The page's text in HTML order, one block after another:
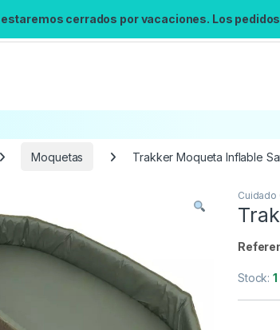
cerrados por vacaciones. Los pedidos
Búsqueda no disponible
No se pudo cargar el widget de búsqueda.
Reintentar
Moquetas Trakker Moqueta Inflable
Cuidado
Stock: